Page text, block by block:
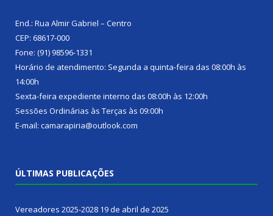
End.: Rua Almir Gabriel – Centro
CEP: 68617-000
Fone: (91) 98596-1331
Horário de atendimento: Segunda a quinta-feira das 08:00h às
14:00h
Sexta-feira expediente interno das 08:00h às 12:00h
Sessões Ordinárias às Terças às 09:00h
E-mail: camarapiria@outlook.com
ÚLTIMAS PUBLICAÇÕES
Vereadores 2025-2028 19 de abril de 2025